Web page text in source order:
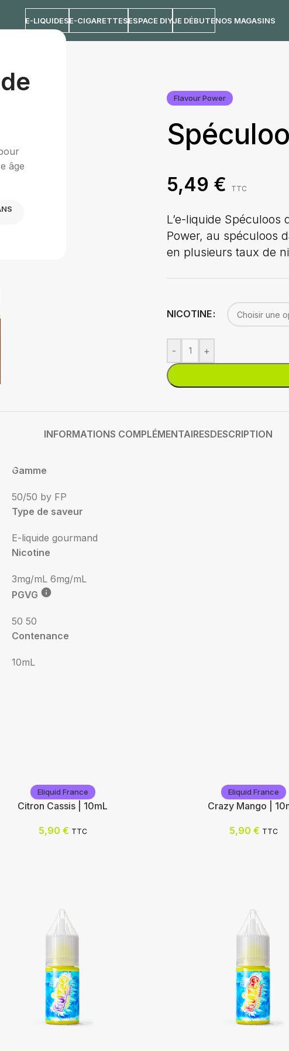
âge
E-LIQUIDESE-CIGARETTESESPACE DIYJE DÉBUTENOS MAGASINS
10mL
Flavour Power
5,49 € TTC
L’e-liquide
Power, au spéculoos
en plusieurs taux de
NICOTINE
- +
INFORMATIONS COMPLÉMENTAIRESDESCRIPTION
Gamme
50/50 by FP
Type de saveur
E-liquide gourmand
Nicotine
3mg/mL 6mg/mL
PGVG
50 50
Contenance
10mL
Eliquid France
Citron Cassis | 10mL
5,90 € TTC
Eliquid France
Crazy Mango |
5,90 € TTC